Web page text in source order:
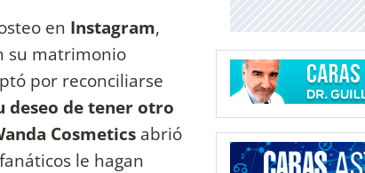
en Instagram,
su matrimonio
por reconciliarse
deseo de tener otro
Cosmetics abrió
le hagan